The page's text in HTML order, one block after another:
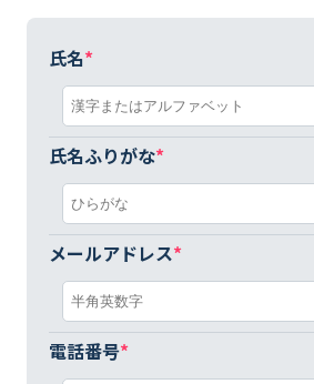
氏名*
氏名ふりがな*
メールアドレス*
電話番号*